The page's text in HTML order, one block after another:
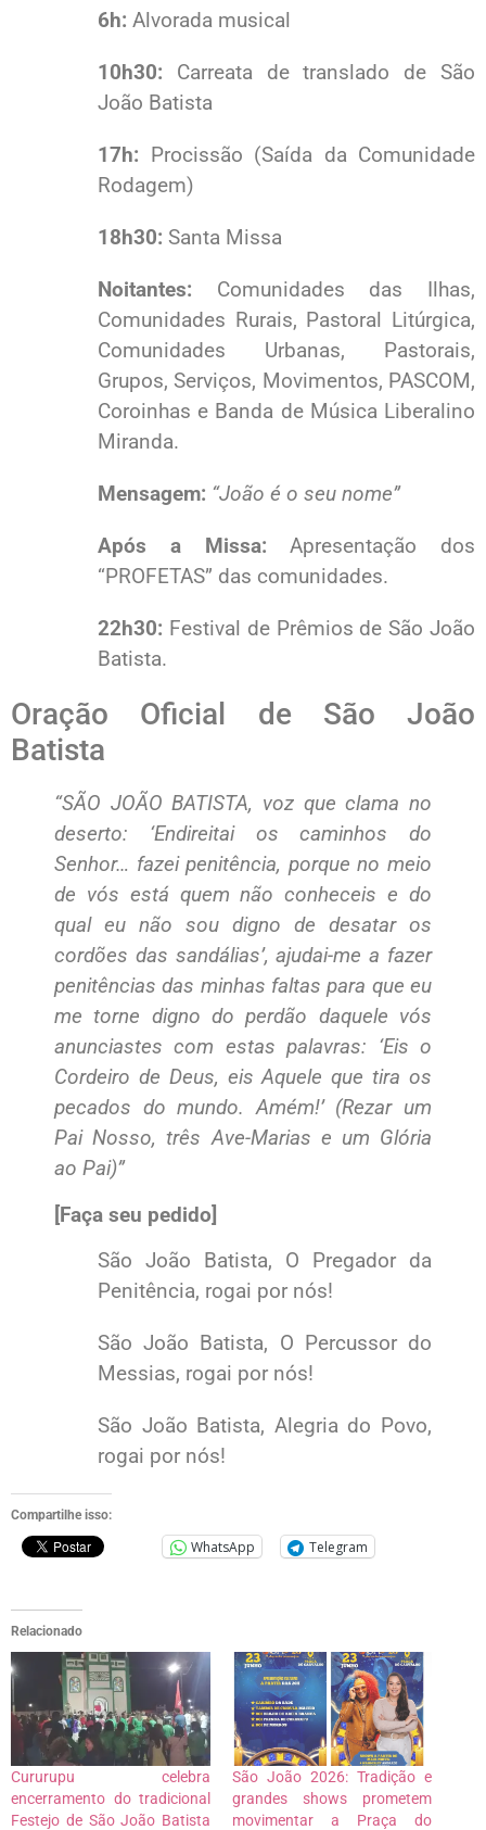
6h: Alvorada musical
10h30: Carreata de translado de São
João Batista
17h: Procissão (Saída da Comunidade
Rodagem)
18h30: Santa Missa
Noitantes: Comunidades das Ilhas,
Comunidades Rurais, Pastoral Litúrgica,
Comunidades Urbanas, Pastorais,
Grupos, Serviços, Movimentos, PASCOM,
Coroinhas e Banda de Música Liberalino
Miranda.
Mensagem: “João é o seu nome”
Após a Missa: Apresentação dos
“PROFETAS” das comunidades.
22h30: Festival de Prêmios de São João
Batista.
Oração Oficial de São João
Batista
“SÃO JOÃO BATISTA, voz que clama no
deserto: ‘Endireitai os caminhos do
Senhor… fazei penitência, porque no meio
de vós está quem não conheceis e do
qual eu não sou digno de desatar os
cordões das sandálias’, ajudai-me a fazer
penitências das minhas faltas para que eu
me torne digno do perdão daquele vós
anunciastes com estas palavras: ‘Eis o
Cordeiro de Deus, eis Aquele que tira os
pecados do mundo. Amém!’ (Rezar um
Pai Nosso, três Ave-Marias e um Glória
ao Pai)”
[Faça seu pedido]
São João Batista, O Pregador da
Penitência, rogai por nós!
São João Batista, O Percussor do
Messias, rogai por nós!
São João Batista, Alegria do Povo,
rogai por nós!
Compartilhe isso:
WhatsApp Telegram
Relacionado
Cururupu celebra
encerramento do tradicional
Festejo de São João Batista
São João 2026: Tradição e
grandes shows prometem
movimentar a Praça do